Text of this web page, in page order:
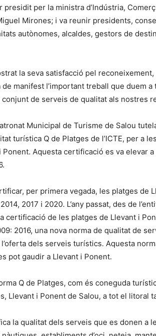
presidit per la ministra d’Indústria,
Mirones; i va reunir presidents,
autònomes, alcaldes, gestors de
la seva satisfacció pel
manifest l’important treball que duem
de serveis de qualitat als nostres
Municipal de Turisme de Salou
turística Q de Platges de l’ICTE, per a
Aquesta certificació es va elevar
per primera vegada, les platges de
2017 i 2020. L’any passat, des de
certificació de les platges de Llevant i
2016, una nova norma de qualitat de
dels serveis turístics. Aquesta
pot gaudir a Llevant i Ponent.
Q de Platges, com és coneguda
Llevant i Ponent de Salou, a tot el litoral
la qualitat dels serveis que es donen a